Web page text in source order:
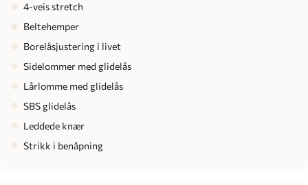
4-veis stretch
Beltehemper
Borelåsjustering i livet
Sidelommer med glidelås
Lårlomme med glidelås
SBS glidelås
Leddede knær
Strikk i benåpning